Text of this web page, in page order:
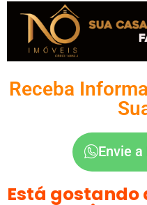
Receba
Envie a
Está gostando